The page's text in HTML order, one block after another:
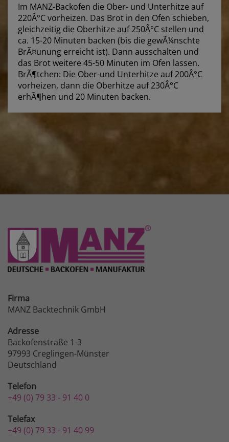
Im MANZ-Backofen die Ober- und Unterhitze auf
220Â°C vorheizen. Das Brot in den Ofen schieben,
gleichzeitig die Oberhitze auf 250Â°C stellen und
ca. 15-20 Minuten backen (bis die gewÃ¼nschte
BrÃ¤unung erreicht ist). Dann ausschalten und
das Brot weitere 45-50 Minuten im Ofen lassen.
BrÃ¶tchen: Die Ober-und Unterhitze auf 200Â°C
vorheizen, dann die Oberhitze auf 230Â°C
erhÃ¶hen und 20 Minuten backen.
Firma
MANZ Backtechnik GmbH
Adresse
Backofenstraße 1-3
97993 Creglingen-Münster
Deutschland
Telefon
+49 (0) 79 33 - 91 40 0
Telefax
+49 (0) 79 33 - 91 40 99